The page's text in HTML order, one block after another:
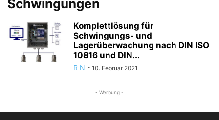
Schwingungen
Komplettlösung für
Schwingungs- und
Lagerüberwachung nach DIN ISO
10816 und DIN...
R N - 10. Februar 2021
- Werbung -